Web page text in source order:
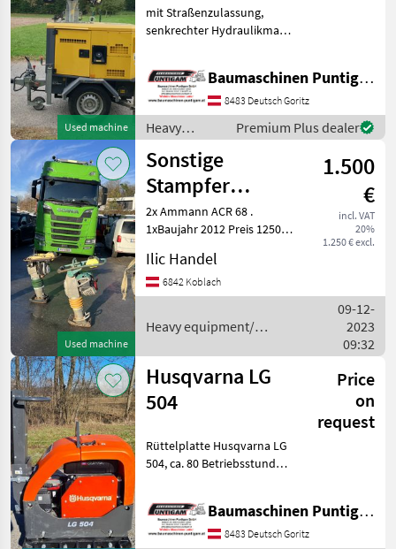
Used machine
mit Straßenzulassung,
senkrechter Hydraulikmast
Windgeschwindigkeit 80
km/h, Ausleuchtungsfläche
durchschnittlich 5000 m²,
Nen
Baumaschinen Puntigam GmbH
8483 Deutsch Goritz
Heavy
equipment/
construction
machines /
Sonstige
Premium Plus dealer
Used machine
Sonstige
Stampfer
4xStück
2xAmmann ACR
68 2xWacker
BS60-2
1.500
€
incl. VAT
20%
1.250 € excl.
2x Ammann ACR 68 .
1xBaujahr 2012 Preis 1250€ .
68 Kg Stampfer ! 2xWacker
Neuson RAMMER BS60-2i .
1xBaujahr 201
Ilic Handel
6842 Koblach
Heavy equipment/
Sonstige
09-12-
2023
09:32
Husqvarna LG
504
Price
on
request
Rüttelplatte Husqvarna LG
504, ca. 80 Betriebsstunden,
Baumaschinen Puntigam
GmbH Unser Spezialgebiet:
Baumaschinen Puntigam GmbH
8483 Deutsch Goritz